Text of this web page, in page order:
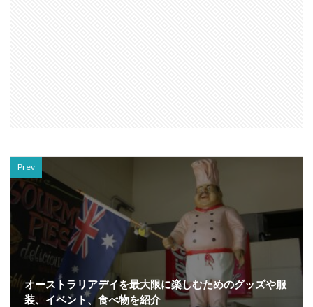
Prev
オーストラリアデイを最大限に楽しむためのグッズや服
装、イベント、食べ物を紹介